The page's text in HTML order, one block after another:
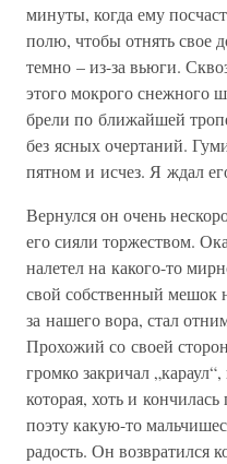
минуты, когда ему
полю, чтобы отнять свое
темно – из-за вьюги.
этого мокрого снежного
брели по ближайшей
без ясных очертаний.
пятном и исчез. Я ждал
Вернулся он очень
его сияли торжеством.
налетел на какого-то
свой собственный мешок
за нашего вора, стал
Прохожий со своей
громко закричал
которая, хоть и
поэту какую-то
радость. Он возвратился